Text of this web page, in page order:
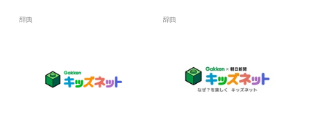
辞典 辞典